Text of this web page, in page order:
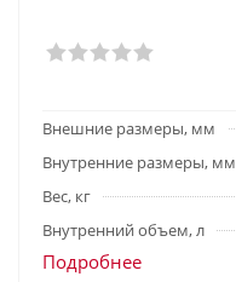
Внешние размеры, мм
Внутренние размеры, мм
Вес, кг
Внутренний объем, л
Подробнее